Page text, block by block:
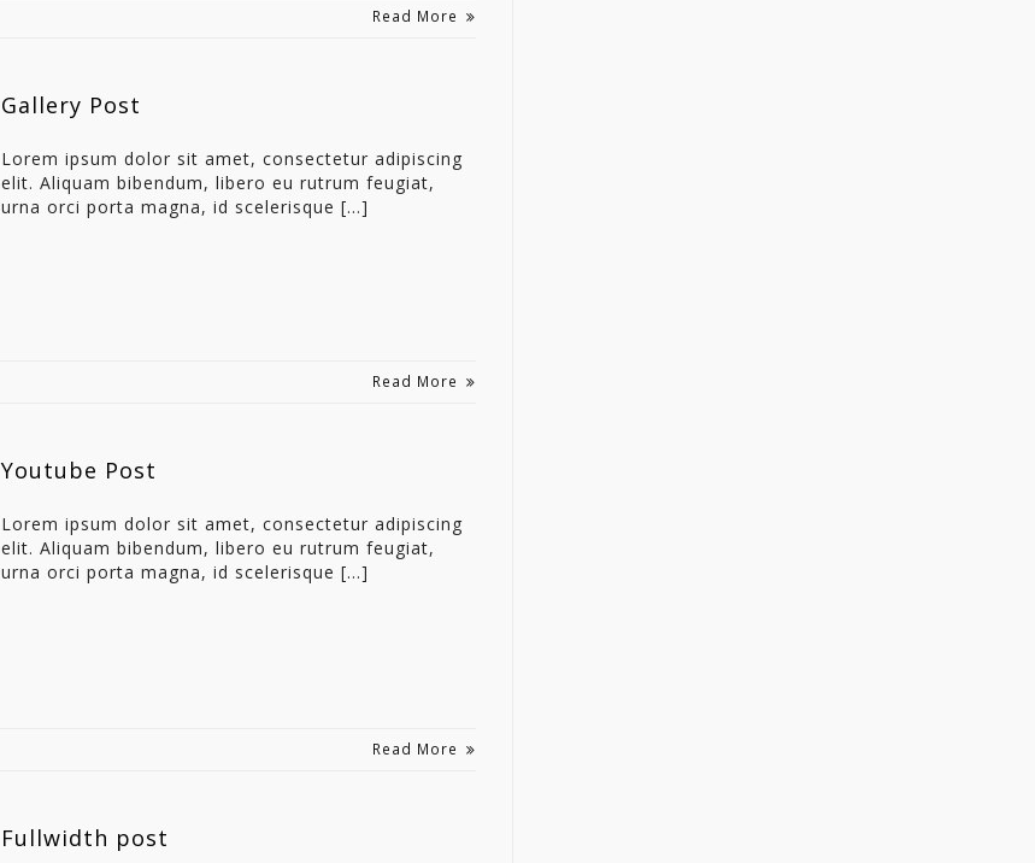
Read More
Gallery Post
Lorem ipsum dolor sit amet, consectetur adipiscing
elit. Aliquam bibendum, libero eu rutrum feugiat,
urna orci porta magna, id scelerisque […]
Read More
Youtube Post
Lorem ipsum dolor sit amet, consectetur adipiscing
elit. Aliquam bibendum, libero eu rutrum feugiat,
urna orci porta magna, id scelerisque […]
Read More
Fullwidth post